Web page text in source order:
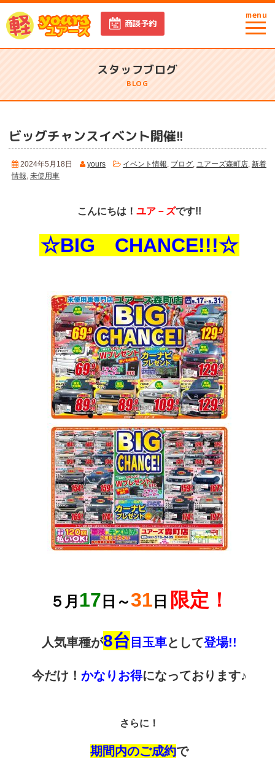
商談予約
menu
スタッフブログ
BLOG
ビッグチャンスイベント開催!!
2024年5月18日 yours イベント情報 ブログ ユアーズ森町店 新着
情報 未使用車
こんにちは！ ユア－ズです!!
☆BIG CHANCE!!!☆
５月 17 日～31 日 限定！
人気車種が8台 目玉車として登場!!
今だけ！ かなりお得になっております♪
さらに！
期間内のご成約で